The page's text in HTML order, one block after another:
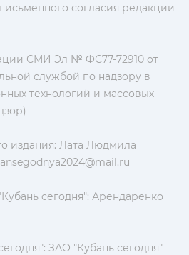
согласия редакции
СМИ Эл № ФС77-72910 от
службой по надзору в
технологий и массовых
издания: Лата Людмила
сегодня": Арендаренко
ЗАО "Кубань сегодня"